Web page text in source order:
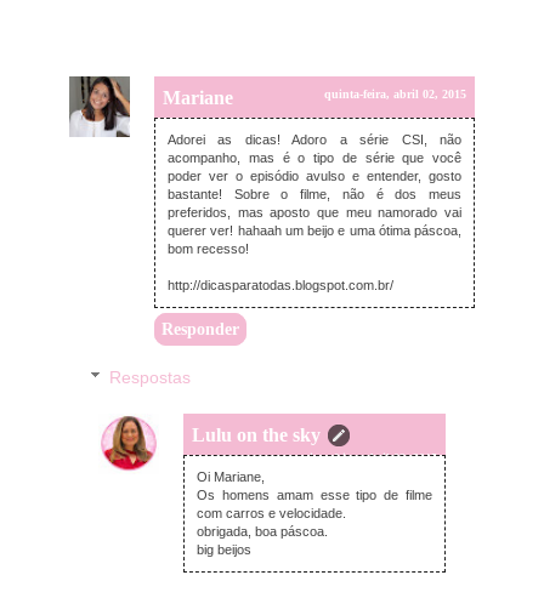
Mariane quinta-feira, abril 02, 2015
Adorei as dicas! Adoro a série CSI, não
acompanho, mas é o tipo de série que você
poder ver o episódio avulso e entender, gosto
bastante! Sobre o filme, não é dos meus
preferidos, mas aposto que meu namorado vai
querer ver! hahaah um beijo e uma ótima páscoa,
bom recesso!
http://dicasparatodas.blogspot.com.br/
Responder
Respostas
Lulu on the sky
quinta-feira, abril 02, 2015
Oi Mariane,
Os homens amam esse tipo de filme
com carros e velocidade.
obrigada, boa páscoa.
big beijos